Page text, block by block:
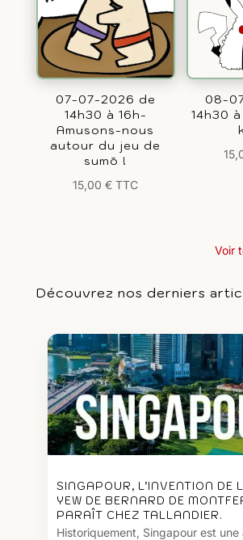
07-07-2026 de
14h30 à 16h-
Amusons-nous
autour du jeu de
sumō !
15,00€ TTC
08-
14h30
Voir
Découvrez nos derniers
SINGAPOUR, L’INVENTION DE
YEW DE BERNARD DE
PARAÎT CHEZ TALLANDIER.
Historiquement, Singapour est une